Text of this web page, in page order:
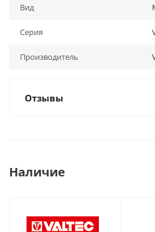
Вид
Серия
Производитель
Отзывы
Наличие